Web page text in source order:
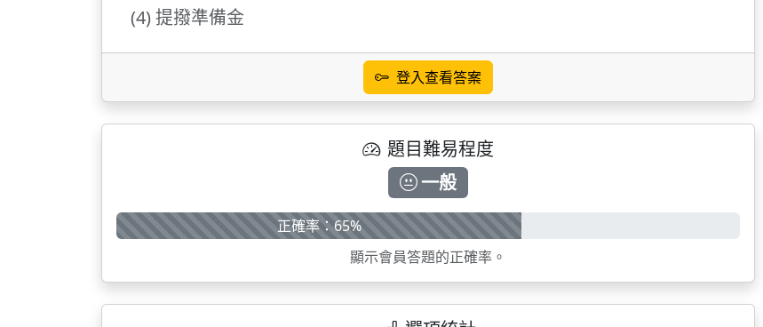
(4) 提撥準備金
登入查看答案
題目難易程度
一般
正確率：65%
顯示會員答題的正確率。